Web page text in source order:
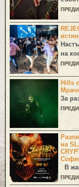
на
Hills
За
на
В